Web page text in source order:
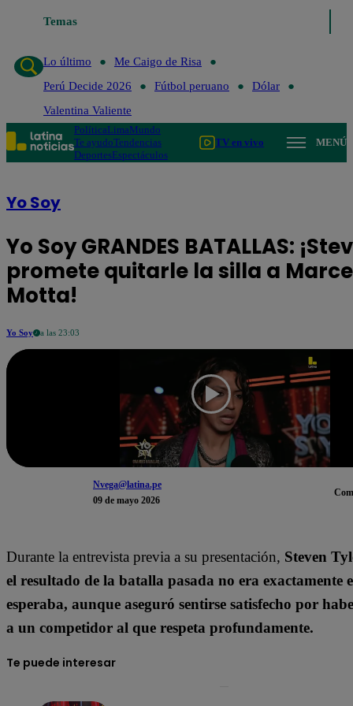
Temas
Lo último
Me Caigo de Risa
Perú Decide 2026
Fútbol peruano
Dólar
Valentina Valiente
PolíticaLimaMundo
Te ayudoTendencias
DeportesEspectáculos
TV en vivo MENÚ
Yo Soy
Yo Soy GRANDES BATALLAS:
promete quitarle la silla a
Motta!
Yo Soy a las 23:03
Nvega@latina.pe
09 de mayo 2026
Durante la entrevista previa a su presentación, Steven
el resultado de la batalla pasada no era exactamente
esperaba, aunque aseguró sentirse satisfecho por
a un competidor al que respeta profundamente.
Te puede interesar